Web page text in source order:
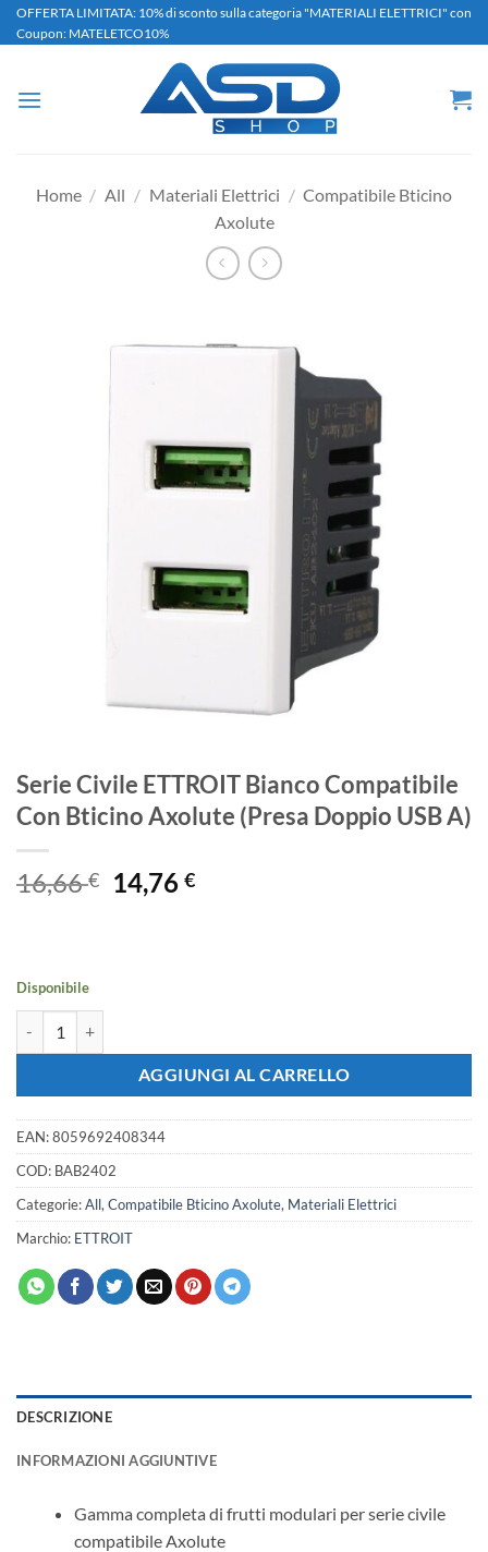
Salta
ai
OFFERTA LIMITATA: 10% di sconto sulla categoria "MATERIALI ELETTRICI" con
Coupon: MATELETCO10%
Home / All / Materiali Elettrici / Compatibile Bticino
Axolute
Serie Civile ETTROIT Bianco Compatibile
Con Bticino Axolute (Presa Doppio USB A)
16,66€
Il
prezzo
14,76€Il
Disponibile
AGGIUNGI AL CARRELLO
EAN:8059692408344
COD: BAB2402
Categorie:All, Compatibile Bticino Axolute, Materiali Elettrici
Marchio: ETTROIT
DESCRIZIONE
INFORMAZIONI AGGIUNTIVE
Gamma completa di frutti modulari per serie civile
compatibile Axolute